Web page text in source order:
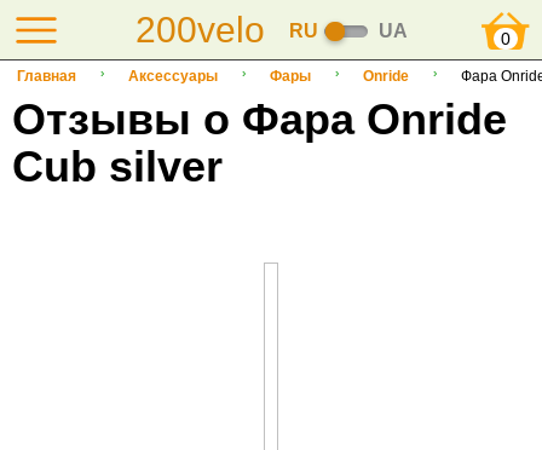
200velo RU UA 0
Главная Аксессуары Фары Onride Фара
Отзывы о Фара Onride
Cub silver